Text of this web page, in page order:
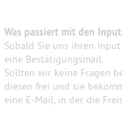
Was passiert mit den
Sobald Sie uns ihren
eine Bestätigungsmail.
Sollten wir keine Fragen
diesen frei und sie
eine E-Mail, in der die